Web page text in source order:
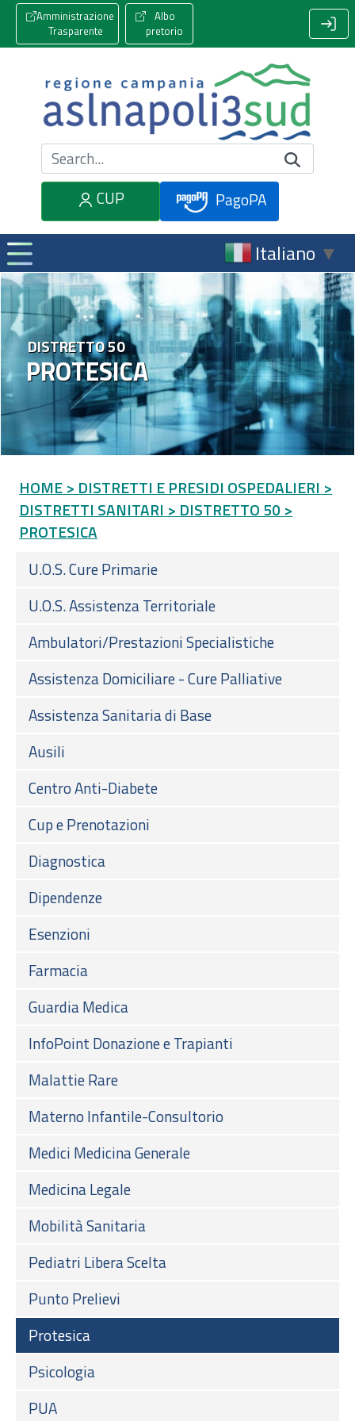
Amministrazione
Trasparente
Albo
pretorio
Cerca nel sito
CUP
PagoPA
Italiano ▼
PROTESICA
DISTRETTO 50
HOME > DISTRETTI E PRESIDI OSPEDALIERI >
DISTRETTI SANITARI > DISTRETTO 50 >
PROTESICA
U.O.S. Cure Primarie
U.O.S. Assistenza Territoriale
Ambulatori/Prestazioni Specialistiche
Assistenza Domiciliare - Cure Palliative
Assistenza Sanitaria di Base
Ausili
Centro Anti-Diabete
Cup e Prenotazioni
Diagnostica
Dipendenze
Esenzioni
Farmacia
Guardia Medica
InfoPoint Donazione e Trapianti
Malattie Rare
Materno Infantile-Consultorio
Medici Medicina Generale
Medicina Legale
Mobilità Sanitaria
Pediatri Libera Scelta
Punto Prelievi
Protesica
Psicologia
PUA